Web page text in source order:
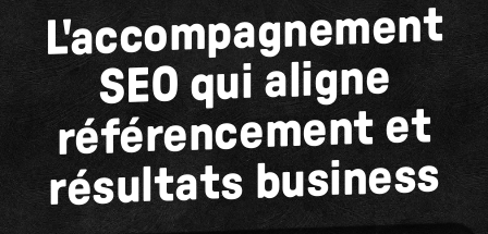
L'accompagnement
SEO qui aligne
référencement et
résultats business